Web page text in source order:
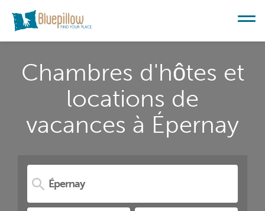
Chambres d'hôtes et
locations de
vacances à Épernay